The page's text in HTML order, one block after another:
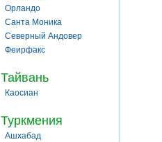
Орландо
Санта Моника
Северный Андовер
Феирфакс
Тайвань
Каосиан
Туркмения
Ашхабад